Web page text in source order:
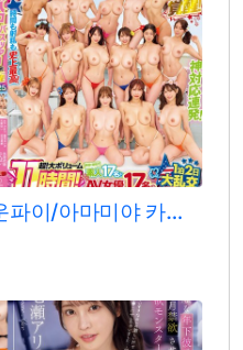
MIRD-253 오노 릿카/운파이/아마미야 카난/마츠모토 이치카/츠키노 루나/토츠키 루이사/미타케 유우나/하마베 카호/미소노 와카/야요이 미즈키/니이무라 아카리/시즈카/텐마 유이/츠바키 리카/아리무라 노조미/아리오카 미우/키노시타 히마리/하나자와 히마리/하루히 모카/시시도 리호/나나세 아리스/야마기시 아야카/야마기시 아이카/하타노 유이